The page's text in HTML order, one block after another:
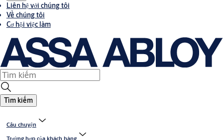
Liên hệ với chúng tôi
Về chúng tôi
Cơ hội việc làm
Tìm kiếm
Câu chuyện
Trường hợp của khách hàng